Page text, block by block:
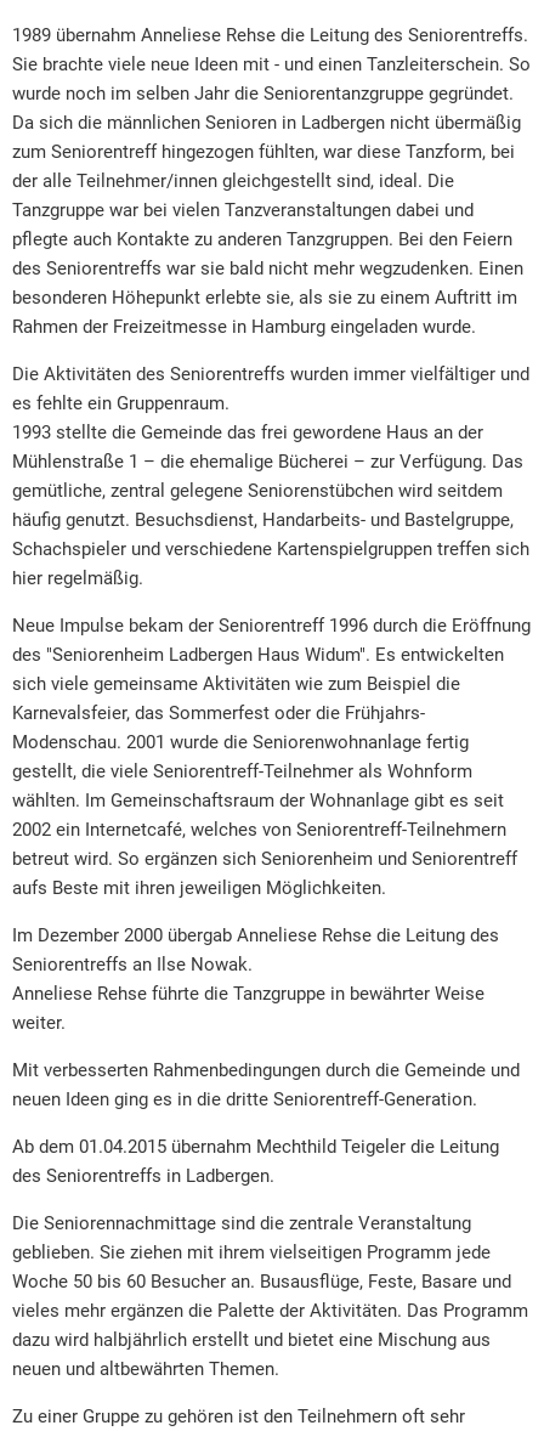
1989 übernahm Anneliese Rehse die Leitung des Seniorentreffs.
Sie brachte viele neue Ideen mit - und einen Tanzleiterschein. So
wurde noch im selben Jahr die Seniorentanzgruppe gegründet.
Da sich die männlichen Senioren in Ladbergen nicht übermäßig
zum Seniorentreff hingezogen fühlten, war diese Tanzform, bei
der alle Teilnehmer/innen gleichgestellt sind, ideal. Die
Tanzgruppe war bei vielen Tanzveranstaltungen dabei und
pflegte auch Kontakte zu anderen Tanzgruppen. Bei den Feiern
des Seniorentreffs war sie bald nicht mehr wegzudenken. Einen
besonderen Höhepunkt erlebte sie, als sie zu einem Auftritt im
Rahmen der Freizeitmesse in Hamburg eingeladen wurde.
Die Aktivitäten des Seniorentreffs wurden immer vielfältiger und
es fehlte ein Gruppenraum.
1993 stellte die Gemeinde das frei gewordene Haus an der
Mühlenstraße 1 – die ehemalige Bücherei – zur Verfügung. Das
gemütliche, zentral gelegene Seniorenstübchen wird seitdem
häufig genutzt. Besuchsdienst, Handarbeits- und Bastelgruppe,
Schachspieler und verschiedene Kartenspielgruppen treffen sich
hier regelmäßig.
Neue Impulse bekam der Seniorentreff 1996 durch die Eröffnung
des "Seniorenheim Ladbergen Haus Widum". Es entwickelten
sich viele gemeinsame Aktivitäten wie zum Beispiel die
Karnevalsfeier, das Sommerfest oder die Frühjahrs-
Modenschau. 2001 wurde die Seniorenwohnanlage fertig
gestellt, die viele Seniorentreff-Teilnehmer als Wohnform
wählten. Im Gemeinschaftsraum der Wohnanlage gibt es seit
2002 ein Internetcafé, welches von Seniorentreff-Teilnehmern
betreut wird. So ergänzen sich Seniorenheim und Seniorentreff
aufs Beste mit ihren jeweiligen Möglichkeiten.
Im Dezember 2000 übergab Anneliese Rehse die Leitung des
Seniorentreffs an Ilse Nowak.
Anneliese Rehse führte die Tanzgruppe in bewährter Weise
weiter.
Mit verbesserten Rahmenbedingungen durch die Gemeinde und
neuen Ideen ging es in die dritte Seniorentreff-Generation.
Ab dem 01.04.2015 übernahm Mechthild Teigeler die Leitung
des Seniorentreffs in Ladbergen.
Die Seniorennachmittage sind die zentrale Veranstaltung
geblieben. Sie ziehen mit ihrem vielseitigen Programm jede
Woche 50 bis 60 Besucher an. Busausflüge, Feste, Basare und
vieles mehr ergänzen die Palette der Aktivitäten. Das Programm
dazu wird halbjährlich erstellt und bietet eine Mischung aus
neuen und altbewährten Themen.
Zu einer Gruppe zu gehören ist den Teilnehmern oft sehr